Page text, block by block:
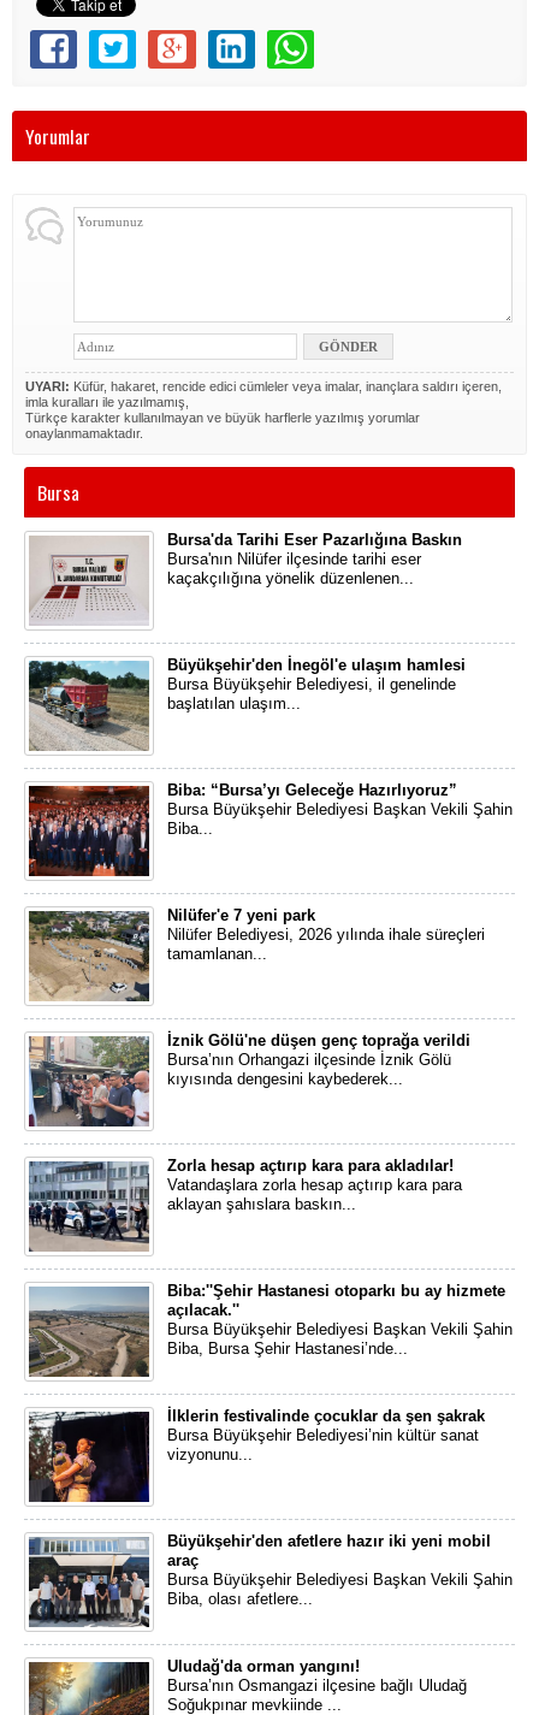
Yorumlar
UYARI: Küfür, hakaret, rencide edici cümleler veya imalar, inançlara saldırı içeren,
imla kuralları ile yazılmamış,
Türkçe karakter kullanılmayan ve büyük harflerle yazılmış yorumlar
onaylanmamaktadır.
Bursa
Bursa'da Tarihi Eser Pazarlığına Baskın
Bursa'nın Nilüfer ilçesinde tarihi eser
kaçakçılığına yönelik düzenlenen...
Büyükşehir'den İnegöl'e ulaşım hamlesi
​Bursa Büyükşehir Belediyesi, il genelinde
başlatılan ulaşım...
Biba: “Bursa’yı Geleceğe Hazırlıyoruz”
​Bursa Büyükşehir Belediyesi Başkan Vekili Şahin
Biba...
Nilüfer'e 7 yeni park
Nilüfer Belediyesi, 2026 yılında ihale süreçleri
tamamlanan...
İznik Gölü'ne düşen genç toprağa verildi
Bursa’nın Orhangazi ilçesinde İznik Gölü
kıyısında dengesini kaybederek...
Zorla hesap açtırıp kara para akladılar!
Vatandaşlara zorla hesap açtırıp kara para
aklayan şahıslara baskın...
Biba:''Şehir Hastanesi otoparkı bu ay hizmete
açılacak.''
​Bursa Büyükşehir Belediyesi Başkan Vekili Şahin
Biba, Bursa Şehir Hastanesi’nde...
İlklerin festivalinde çocuklar da şen şakrak
Bursa Büyükşehir Belediyesi’nin kültür sanat
vizyonunu...
Büyükşehir'den afetlere hazır iki yeni mobil
araç
Bursa Büyükşehir Belediyesi Başkan Vekili Şahin
Biba, olası afetlere...
Uludağ'da orman yangını!
Bursa’nın Osmangazi ilçesine bağlı Uludağ
Soğukpınar mevkiinde ...